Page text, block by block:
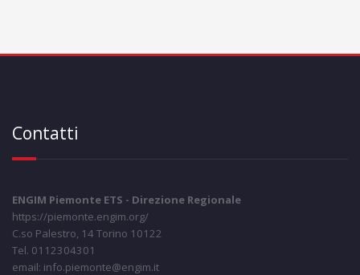
Contatti
ENGIM Piemonte ETS - Direzione Regionale
https://piemonte.engim.org/
C.so Palestro, 14 Torino 10122
Tel. 0112304301
email: info.piemonte@engim.it